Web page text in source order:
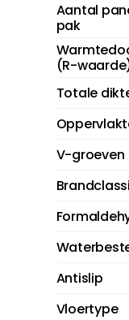
Aantal
pak
(R-
Totale
V-groeven
Antislip
Vloertype